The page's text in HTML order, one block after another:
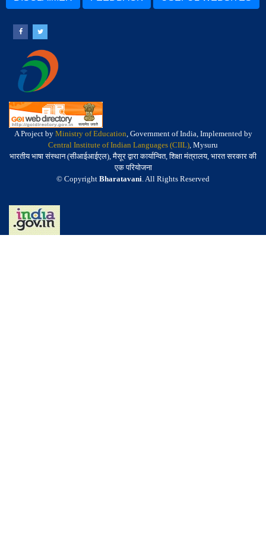
A Project by Ministry of Education, Government of India, Implemented by
Central Institute of Indian Languages (CIIL), Mysuru
भारतीय भाषा संस्थान (सीआईआईएल), मैसूर द्वारा कार्यान्वित, शिक्षा मंत्रालय, भारत सरकार की
एक परियोजना
© Copyright Bharatavani. All Rights Reserved